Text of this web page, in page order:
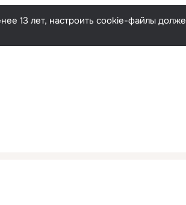
13 лет, настроить cookie-файлы